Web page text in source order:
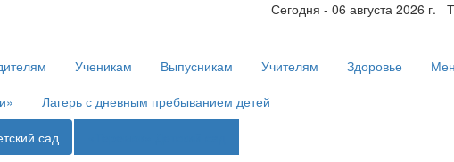
Сегодня - 06 августа 2026 г.
Ученикам Выпусникам Учителям Здоровье
Лагерь с дневным пребыванием детей
сад